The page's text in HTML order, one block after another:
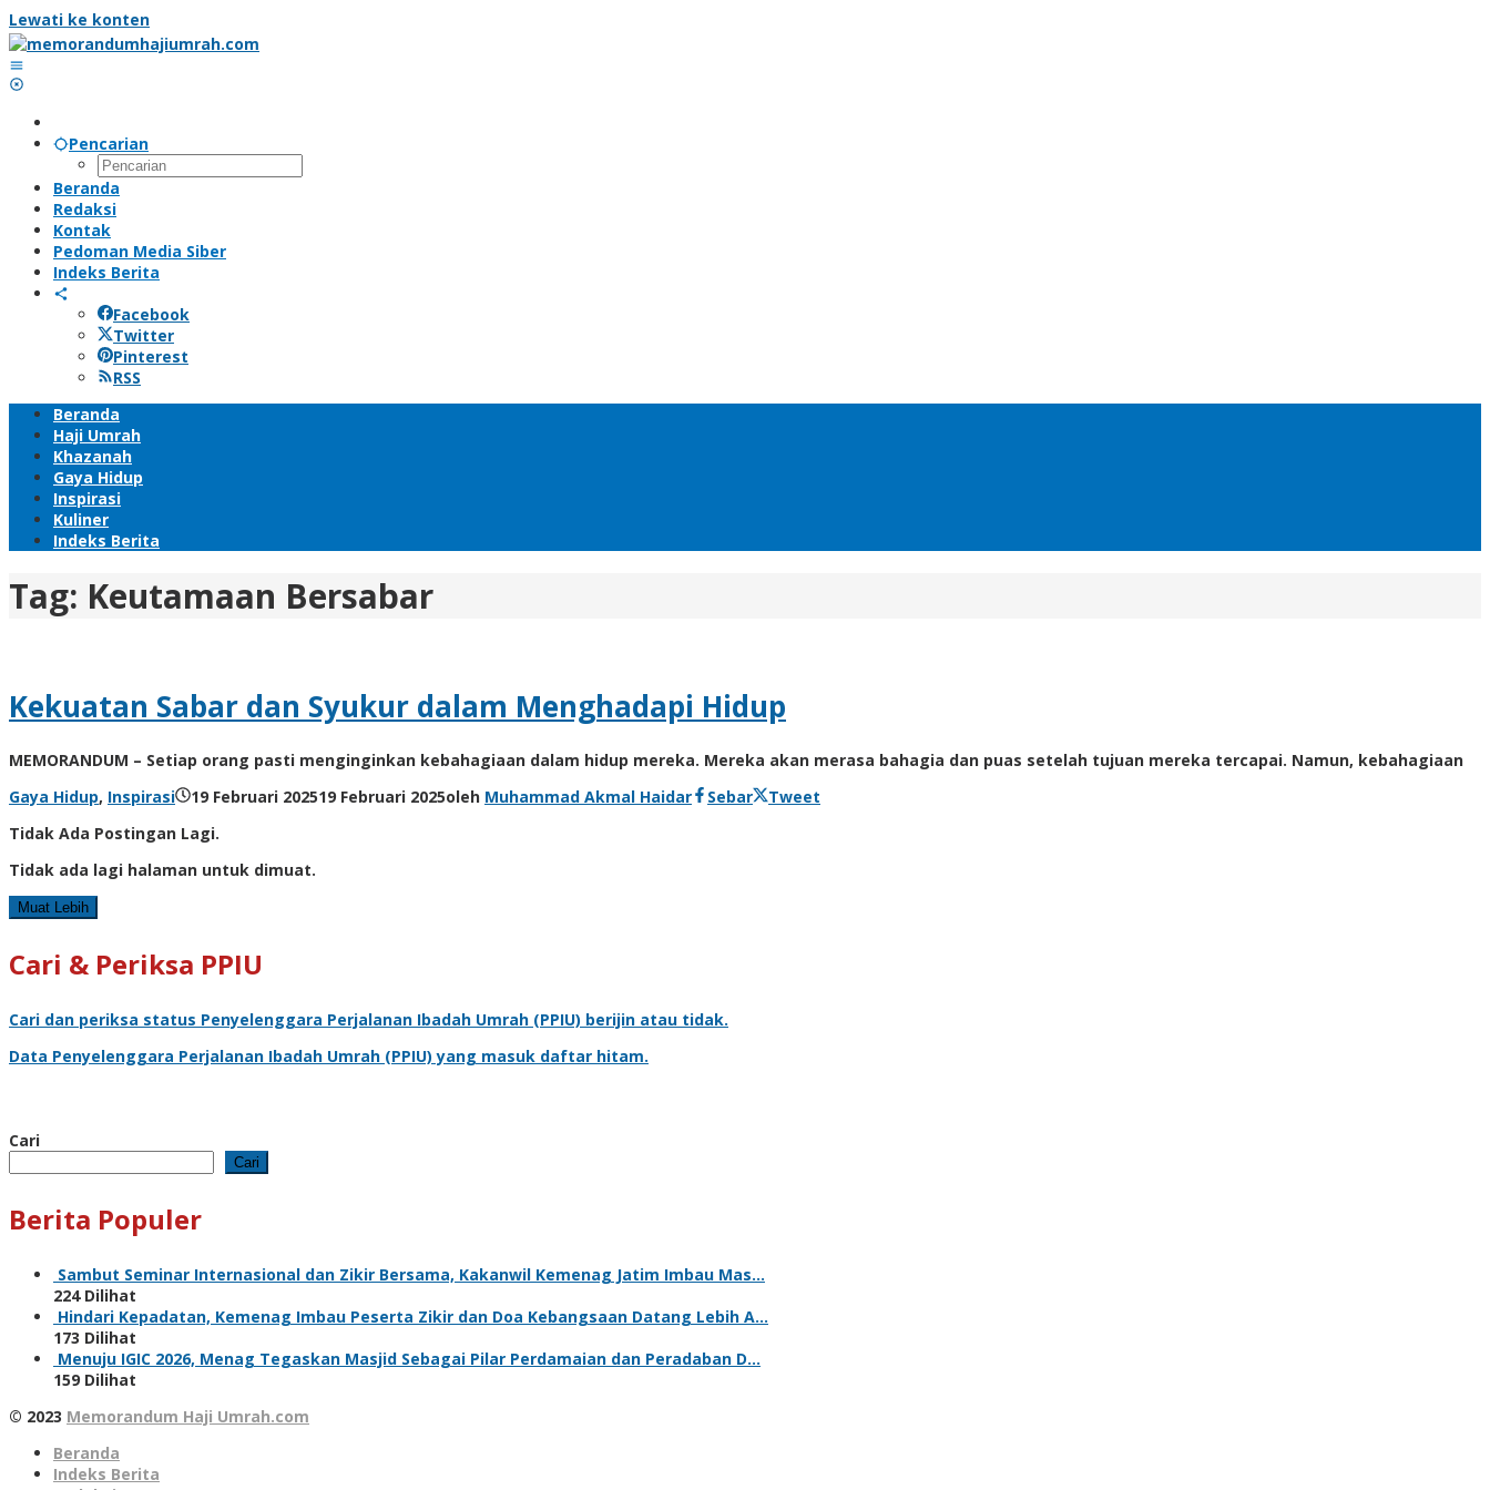
Lewati ke konten
Pencarian
Beranda
Redaksi
Kontak
Pedoman Media Siber
Indeks Berita
Facebook
Twitter
Pinterest
RSS
Beranda
Haji Umrah
Khazanah
Gaya Hidup
Inspirasi
Kuliner
Indeks Berita
Tag: Keutamaan Bersabar
Kekuatan Sabar dan Syukur dalam Menghadapi Hidup
MEMORANDUM – Setiap orang pasti menginginkan kebahagiaan dalam hidup mereka. Mereka akan merasa bahagia dan puas setelah tujuan mereka tercapai. Namun, kebahagiaan
Gaya Hidup, Inspirasi 19 Februari 202519 Februari 2025oleh Muhammad Akmal Haidar Sebar
Tweet
Tidak Ada Postingan Lagi.
Tidak ada lagi halaman untuk dimuat.
Muat Lebih
Cari & Periksa PPIU
Cari dan periksa status Penyelenggara Perjalanan Ibadah Umrah (PPIU) berijin atau tidak.
Data Penyelenggara Perjalanan Ibadah Umrah (PPIU) yang masuk daftar hitam.
Cari
Cari
Berita Populer
Sambut Seminar Internasional dan Zikir Bersama, Kakanwil Kemenag Jatim Imbau Mas…
224 Dilihat
Hindari Kepadatan, Kemenag Imbau Peserta Zikir dan Doa Kebangsaan Datang Lebih A…
173 Dilihat
Menuju IGIC 2026, Menag Tegaskan Masjid Sebagai Pilar Perdamaian dan Peradaban D…
159 Dilihat
© 2023 Memorandum Haji Umrah.com
Beranda
Indeks Berita